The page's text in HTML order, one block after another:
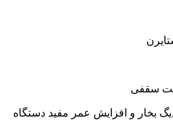
سقفی
بخار و افزایش عمر مفید دستگاه